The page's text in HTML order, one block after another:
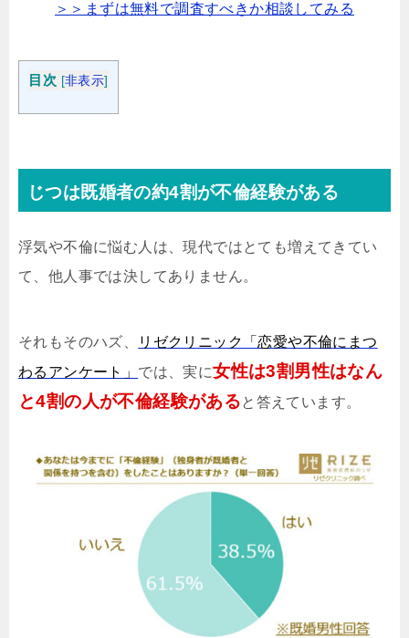
＞＞まずは無料で調査すべきか相談してみる
目次 [非表示]
じつは既婚者の約4割が不倫経験がある
浮気や不倫に悩む人は、現代ではとても増えてきてい
て、他人事では決してありません。
それもそのハズ、
リゼクリニック「恋愛や不倫にまつ
わるアンケート」 では、実に女性は3割男性はなん
と4割の人が不倫経験があると答えています。